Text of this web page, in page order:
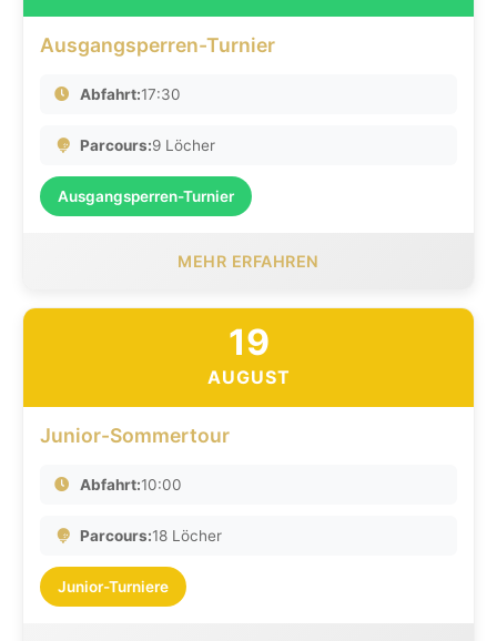
Ausgangsperren-Turnier
Abfahrt:17:30
Parcours:9 Löcher
Ausgangsperren-Turnier
MEHR ERFAHREN
19
AUGUST
Junior-Sommertour
Abfahrt:10:00
Parcours:18 Löcher
Junior-Turniere